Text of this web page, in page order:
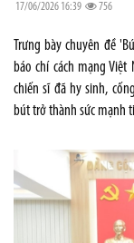
17/06/2026 16:39 756
Trưng bày chuyên đề
báo chí cách mạng
chiến sĩ đã hy sinh,
bút trở thành sức mạnh